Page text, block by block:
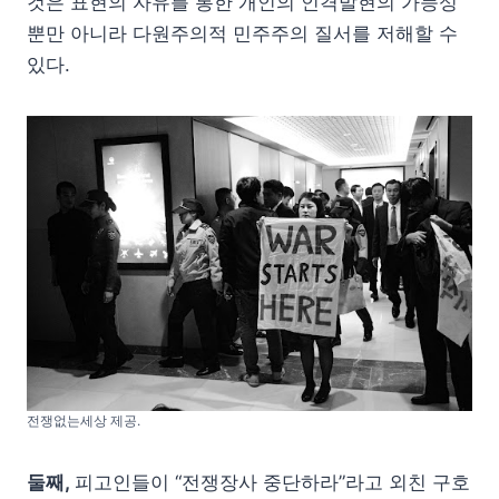
뿐만 아니라 다원주의적 민주주의 질서를 저해할 수
있다.
전쟁없는세상 제공.
둘째, 피고인들이 “전쟁장사 중단하라”라고 외친 구호